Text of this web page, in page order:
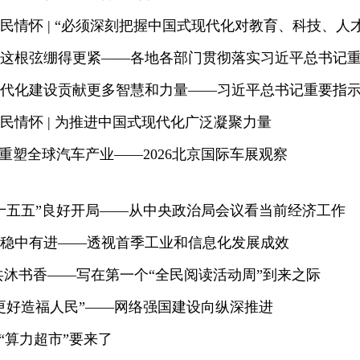
情怀 | “必须深刻把握中国式现代化对教育、科技、人
情怀 | 为推进中国式现代化广泛凝聚力量
塑全球汽车产业——2026北京国际车展观察
五五”良好开局——从中央政治局会议看当前经济工作
中有进——透视首季工业和信息化发展成效
沐书香——写在第一个“全民阅读活动周”到来之际
好造福人民”——网络强国建设向纵深推进
算力超市”要来了